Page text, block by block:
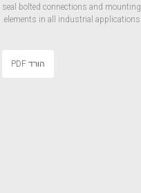
seal bolted connections and mounting
elements in all industrial applications.
הורד PDF